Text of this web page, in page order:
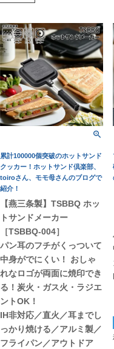
累計100000個突破のホットサンド
クッカー！ホットサンド倶楽部、
toiroさん、モモ母さんのブログで
紹介！
【燕三条製】TSBBQ ホッ
トサンドメーカー
［TSBBQ-004］
パン耳のフチがくっついて
中身がでにくい！ おしゃ
れなロゴが両面に焼印でき
る！炭火・ガス火・ラジエ
ントOK！
IH非対応／直火／耳までし
っかり焼ける／アルミ製／
フライパン／アウトドア